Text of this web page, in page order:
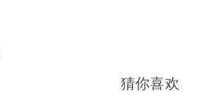
猜你喜欢